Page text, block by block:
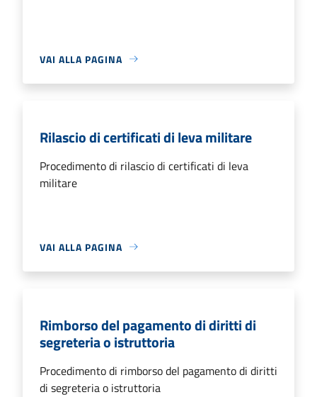
VAI ALLA PAGINA
Rilascio di certificati di leva militare
Procedimento di rilascio di certificati di leva
militare
VAI ALLA PAGINA
Rimborso del pagamento di diritti di
segreteria o istruttoria
Procedimento di rimborso del pagamento di diritti
di segreteria o istruttoria